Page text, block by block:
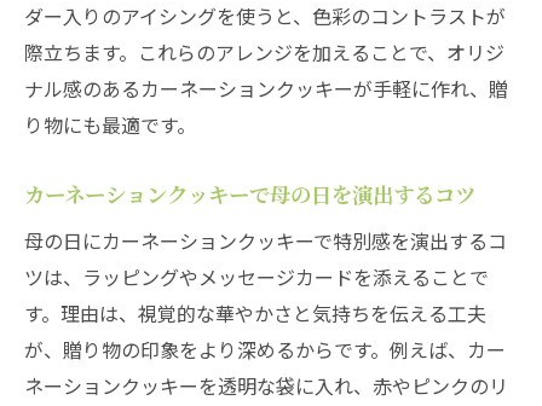
ダー入りのアイシングを使うと、色彩のコントラストが
際立ちます。これらのアレンジを加えることで、オリジ
ナル感のあるカーネーションクッキーが手軽に作れ、贈
り物にも最適です。
カーネーションクッキーで母の日を演出するコツ
母の日にカーネーションクッキーで特別感を演出するコ
ツは、ラッピングやメッセージカードを添えることで
す。理由は、視覚的な華やかさと気持ちを伝える工夫
が、贈り物の印象をより深めるからです。例えば、カー
ネーションクッキーを透明な袋に入れ、赤やピンクのリ